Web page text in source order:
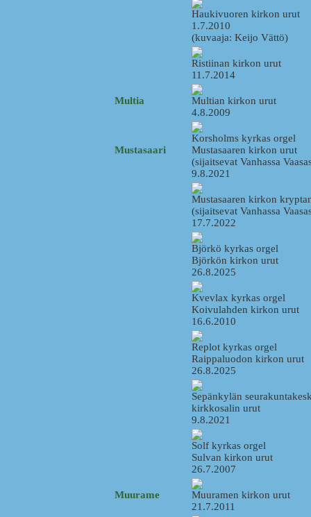
Haukivuoren kirkon urut
1.7.2010
(kuvaaja: Keijo Vättö)
Ristiinan kirkon urut
11.7.2014
Multia
Multian kirkon urut
4.8.2009
Mustasaari
Korsholms kyrkas orgel
Mustasaaren kirkon urut
(sijaitsevat Vanhassa
9.8.2021
Mustasaaren kirkon
(sijaitsevat Vanhassa
17.7.2022
Björkö kyrkas orgel
Björkön kirkon urut
26.8.2025
Kvevlax kyrkas orgel
Koivulahden kirkon urut
16.6.2010
Replot kyrkas orgel
Raippaluodon kirkon urut
26.8.2025
Sepänkylän
kirkkosalin urut
9.8.2021
Solf kyrkas orgel
Sulvan kirkon urut
26.7.2007
Muurame
Muuramen kirkon urut
21.7.2011